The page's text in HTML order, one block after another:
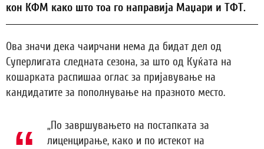
кон КФМ како што тоа го направија Маџари и ТФТ.
Ова значи дека чаирчани нема да бидат дел од
Суперлигата следната сезона, за што од Куќата на
кошарката распишаа оглас за пријавување на
кандидатите за пополнување на празното место.
„По завршувањето на постапката за
лиценцирање, како и по истекот на